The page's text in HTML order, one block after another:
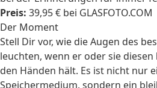
Preis: 39,95 € bei GLASFOTO.COM
Der Moment
Stell Dir vor, wie die Augen des
leuchten, wenn er oder sie diesen
den Händen hält. Es ist nicht nur
Speichermedium, sondern ein